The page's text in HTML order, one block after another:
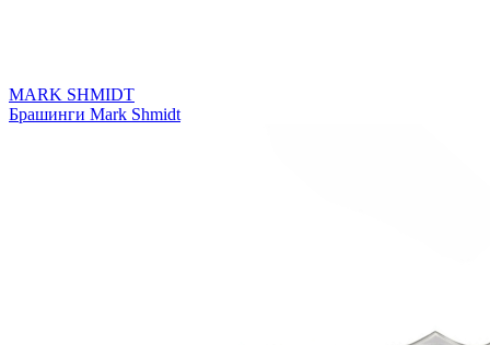
MARK SHMIDT
Брашинги Mark Shmidt